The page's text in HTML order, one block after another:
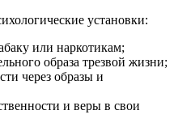
установки:
или наркотикам;
образа трезвой жизни;
через образы и
и веры в свои